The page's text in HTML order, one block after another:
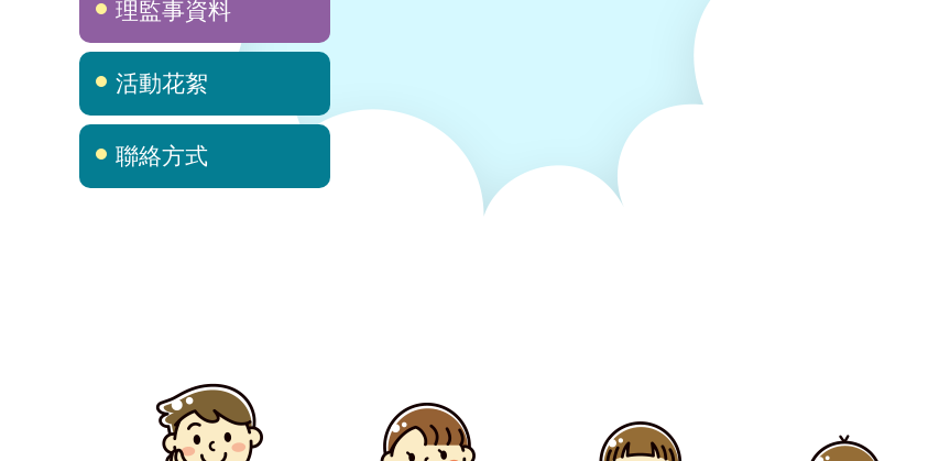
理監事資料
活動花絮
聯絡方式